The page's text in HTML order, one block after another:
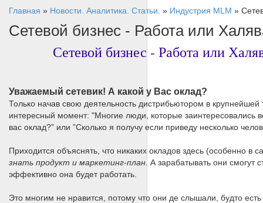
Главная » Новости. Аналитика. Статьи. » Индустрия MLM »
Сетевой бизнес - Работа или
Сетевой бизнес - Работа или
Уважаемый сетевик! А какой у Вас оклад?
Только начав свою деятельность дистрибьютором в
интересный момент: "Многие люди, которые заинтересовались
вас оклад?” или ”Сколько я получу если приведу несколько
Приходится объяснять, что никаких окладов здесь (особенно в
знать продукт и маркетинг-план. А зарабатывать они смогут
эффективно она будет работать.
Это многим не нравится, потому что они де слышали, будто